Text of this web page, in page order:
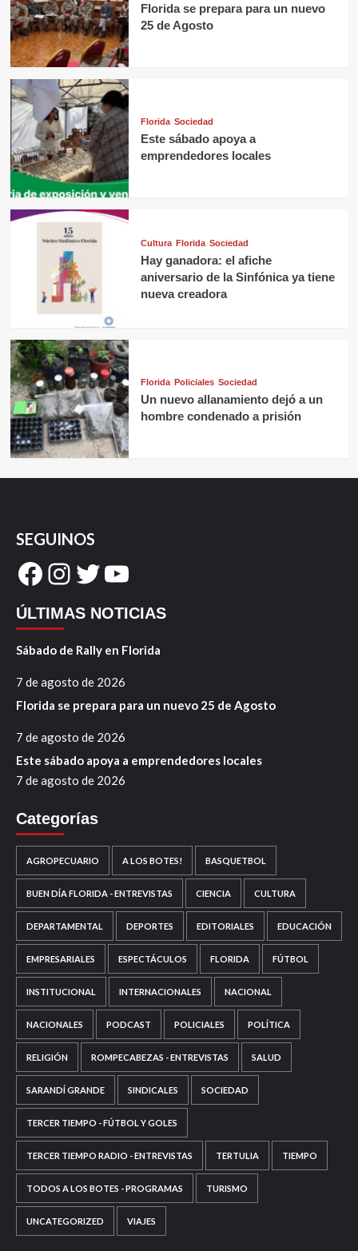
Florida se prepara para un nuevo
25 de Agosto
Florida Sociedad
Este sábado apoya a
emprendedores locales
Cultura Florida Sociedad
Hay ganadora: el afiche
aniversario de la Sinfónica ya tiene
nueva creadora
Florida Policiales Sociedad
Un nuevo allanamiento dejó a un
hombre condenado a prisión
SEGUINOS
Facebook
Instagram
Twitter
YouTube
ÚLTIMAS NOTICIAS
Sábado de Rally en Florida
7 de agosto de 2026
Florida se prepara para un nuevo 25 de Agosto
7 de agosto de 2026
Este sábado apoya a emprendedores locales
7 de agosto de 2026
Categorías
AGROPECUARIO A LOS BOTES! BASQUETBOL
BUEN DÍA FLORIDA - ENTREVISTAS CIENCIA CULTURA
DEPARTAMENTAL DEPORTES EDITORIALES EDUCACIÓN
EMPRESARIALES ESPECTÁCULOS FLORIDA FÚTBOL
INSTITUCIONAL INTERNACIONALES NACIONAL
NACIONALES PODCAST POLICIALES POLÍTICA
RELIGIÓN ROMPECABEZAS - ENTREVISTAS SALUD
SARANDÍ GRANDE SINDICALES SOCIEDAD
TERCER TIEMPO - FÚTBOL Y GOLES
TERCER TIEMPO RADIO - ENTREVISTAS TERTULIA TIEMPO
TODOS A LOS BOTES - PROGRAMAS TURISMO
UNCATEGORIZED VIAJES